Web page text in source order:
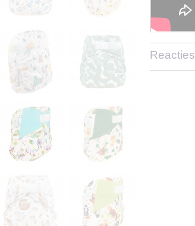
Reacties